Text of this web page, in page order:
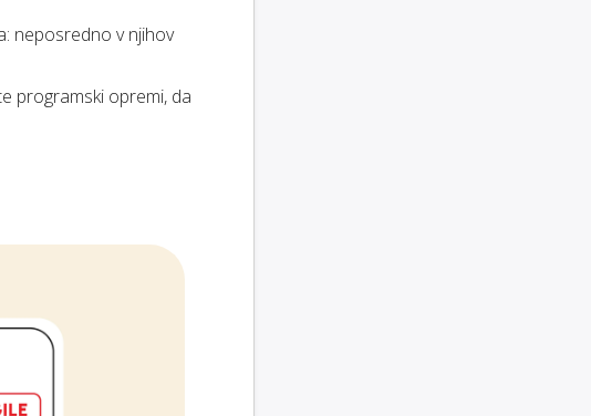
neposredno v njihov
programski opremi, da